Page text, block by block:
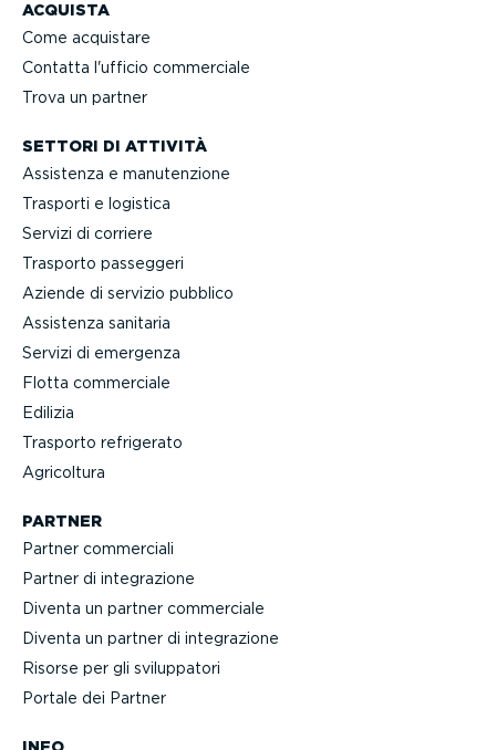
ACQUISTA
Come acquistare
Contatta l'ufficio commerciale
Trova un partner
SETTORI DI ATTIVITÀ
Assistenza e manuten­zione
Trasporti e logistica
Servizi di corriere
Trasporto passeggeri
Aziende di servizio pubblico
Assistenza sanitaria
Servizi di emergenza
Flotta commerciale
Edilizia
Trasporto refrigerato
Agricoltura
PARTNER
Partner commerciali
Partner di integra­zione
Diventa un partner commerciale
Diventa un partner di integra­zione
Risorse per gli svilup­patori
Portale dei Partner